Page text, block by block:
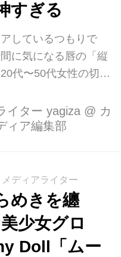
すぎる
しているつもりで
に気になる唇の「縦
代〜50代女性の切実
望のアイテム、『ニ
スチャーリップ 美
が2026年7月25日に
は、ニベア史上初と
成分をダブルで配
なテクスチャーが縦
スルと溶け込み、ひ
としたハリのある“魅
イター yagiza @ カ
ィア編集部
ディアライター
めきを纏
少女グロ
Doll「ムー